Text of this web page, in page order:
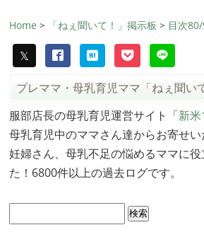
Home > 「ねぇ聞いて！」掲示板 > 目次
プレママ・母乳育児ママ「ねぇ聞い
服部店長の母乳育児運営サイト「新
母乳育児中のママさん達からお寄せい
妊婦さん、母乳不足の悩めるママに
た！6800件以上の過去ログです。